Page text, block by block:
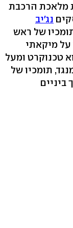
מלאכת הרכבת
נג'יב
של ראש
על מיקאתי
טכנוקרט ומעל
תומכיו של
ביניים